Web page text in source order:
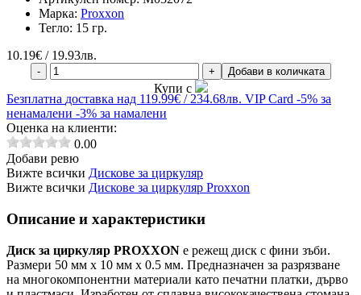
Марка: Proxxon
Тегло: 15 гр.
10.19€ / 19.93лв.
- + Добави в количката
Купи с
Безплатна доставка над 119.99€ / 234.68лв. VIP Card -5% за
ненамалени -3% за намалени
Оценка на клиенти:
0.00
Добави ревю
Вижте всички Дискове за циркуляр
Вижте всички Дискове за циркуляр Proxxon
Описание и характеристики
Диск за циркуляр PROXXON e режещ диск с фини зъби.
Размери 50 мм x 10 мм x 0.5 мм. Предназначен за разрязване
на многокомпонентни материали като печатни платки, дърво